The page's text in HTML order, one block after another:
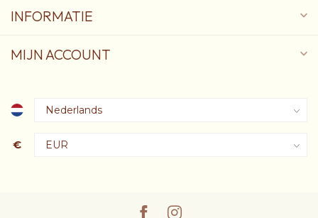
INFORMATIE
MIJN ACCOUNT
€